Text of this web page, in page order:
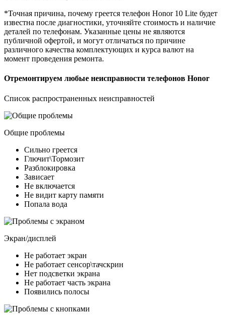
*Точная причина, почему греется телефон Honor 10 Lite будет
известна после диагностики, уточняйте стоимость и наличие
деталей по телефонам. Указанные цены не являются
публичной офертой, и могут отличаться по причине
различного качества комплектующих и курса валют на
момент проведения ремонта.
Отремонтируем любые неисправности телефонов Honor
Список распространенных неисправностей
Общие проблемы
Сильно греется
Глючит\Тормозит
Разблокировка
Зависает
Не включается
Не видит карту памяти
Попала вода
Экран/дисплей
Не работает экран
Не работает сенсор\тачскрин
Нет подсветки экрана
Не работает часть экрана
Появились полосы